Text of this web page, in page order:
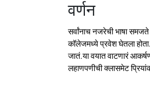
वर्णन
सर्वांनाच नजरेची भाषा
कॉलेजमध्ये प्रवेश घेतला
जातं.या वयात वाटणारं
लहाणपणीची क्लासमेट